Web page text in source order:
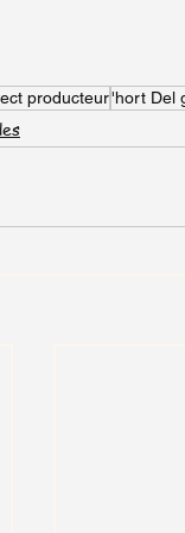
producteur'hort Del